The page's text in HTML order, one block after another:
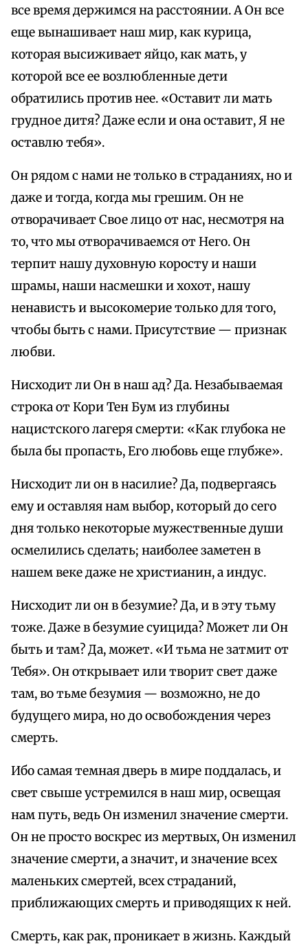
все время держимся на расстоянии. А Он все
еще вынашивает наш мир, как курица,
которая высиживает яйцо, как мать, у
которой все ее возлюбленные дети
обратились против нее. «Оставит ли мать
грудное дитя? Даже если и она оставит, Я не
оставлю тебя».
Он рядом с нами не только в страданиях, но и
даже и тогда, когда мы грешим. Он не
отворачивает Свое лицо от нас, несмотря на
то, что мы отворачиваемся от Него. Он
терпит нашу духовную коросту и наши
шрамы, наши насмешки и хохот, нашу
ненависть и высокомерие только для того,
чтобы быть с нами. Присутствие — признак
любви.
Нисходит ли Он в наш ад? Да. Незабываемая
строка от Кори Тен Бум из глубины
нацистского лагеря смерти: «Как глубока не
была бы пропасть, Его любовь еще глубже».
Нисходит ли он в насилие? Да, подвергаясь
ему и оставляя нам выбор, который до сего
дня только некоторые мужественные души
осмелились сделать; наиболее заметен в
нашем веке даже не христианин, а индус.
Нисходит ли он в безумие? Да, и в эту тьму
тоже. Даже в безумие суицида? Может ли Он
быть и там? Да, может. «И тьма не затмит от
Тебя». Он открывает или творит свет даже
там, во тьме безумия — возможно, не до
будущего мира, но до освобождения через
смерть.
Ибо самая темная дверь в мире поддалась, и
свет свыше устремился в наш мир, освещая
нам путь, ведь Он изменил значение смерти.
Он не просто воскрес из мертвых, Он изменил
значение смерти, а значит, и значение всех
маленьких смертей, всех страданий,
приближающих смерть и приводящих к ней.
Смерть, как рак, проникает в жизнь. Каждый